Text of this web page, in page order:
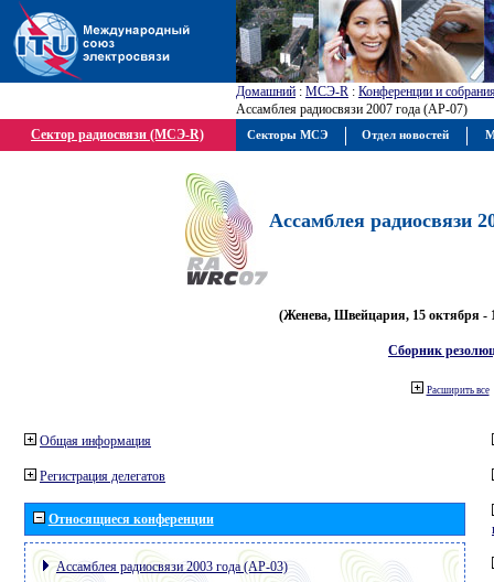
Домашний : МСЭ-R : Конференции и
Ассамблея радиосвязи 2007 года (АР-07)
Сектор радиосвязи (МСЭ-R)
Ассамблея радиосвязи
(Женева, Швейцария, 15 октября -
Сборник
Расширить все
Общая информация
Регистрация делегатов
Относящиеся конференции
Ассамблея радиосвязи 2003 года (АР-03)
Секторы МСЭ Отдел новостей